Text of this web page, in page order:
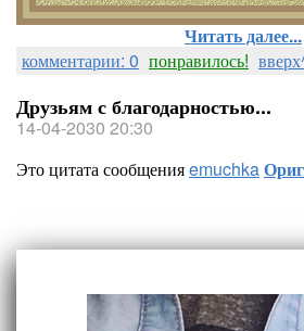
Читать далее...
комментарии: 0 понравилось!
Друзьям с благодарностью...
14-04-2030 20:30
Это цитата сообщенияemuchka